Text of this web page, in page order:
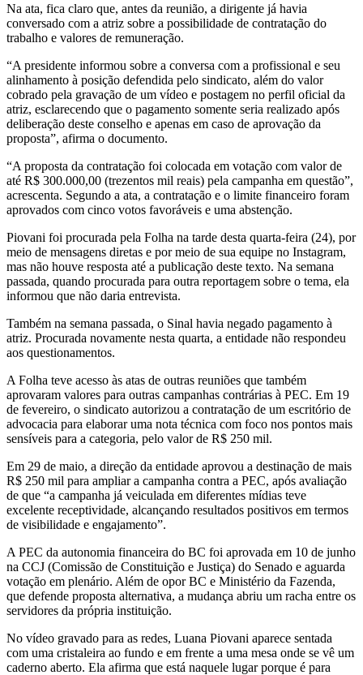
Na ata, fica claro que, antes da reunião, a dirigente já havia
conversado com a atriz sobre a possibilidade de contratação do
trabalho e valores de remuneração.
“A presidente informou sobre a conversa com a profissional e seu
alinhamento à posição defendida pelo sindicato, além do valor
cobrado pela gravação de um vídeo e postagem no perfil oficial da
atriz, esclarecendo que o pagamento somente seria realizado após
deliberação deste conselho e apenas em caso de aprovação da
proposta”, afirma o documento.
“A proposta da contratação foi colocada em votação com valor de
até R$ 300.000,00 (trezentos mil reais) pela campanha em questão”,
acrescenta. Segundo a ata, a contratação e o limite financeiro foram
aprovados com cinco votos favoráveis e uma abstenção.
Piovani foi procurada pela Folha na tarde desta quarta-feira (24), por
meio de mensagens diretas e por meio de sua equipe no Instagram,
mas não houve resposta até a publicação deste texto. Na semana
passada, quando procurada para outra reportagem sobre o tema, ela
informou que não daria entrevista.
Também na semana passada, o Sinal havia negado pagamento à
atriz. Procurada novamente nesta quarta, a entidade não respondeu
aos questionamentos.
A Folha teve acesso às atas de outras reuniões que também
aprovaram valores para outras campanhas contrárias à PEC. Em 19
de fevereiro, o sindicato autorizou a contratação de um escritório de
advocacia para elaborar uma nota técnica com foco nos pontos mais
sensíveis para a categoria, pelo valor de R$ 250 mil.
Em 29 de maio, a direção da entidade aprovou a destinação de mais
R$ 250 mil para ampliar a campanha contra a PEC, após avaliação
de que “a campanha já veiculada em diferentes mídias teve
excelente receptividade, alcançando resultados positivos em termos
de visibilidade e engajamento”.
A PEC da autonomia financeira do BC foi aprovada em 10 de junho
na CCJ (Comissão de Constituição e Justiça) do Senado e aguarda
votação em plenário. Além de opor BC e Ministério da Fazenda,
que defende proposta alternativa, a mudança abriu um racha entre os
servidores da própria instituição.
No vídeo gravado para as redes, Luana Piovani aparece sentada
com uma cristaleira ao fundo e em frente a uma mesa onde se vê um
caderno aberto. Ela afirma que está naquele lugar porque é para